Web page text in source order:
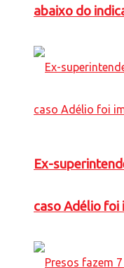
abaixo do
Ex-
caso Adélio foi